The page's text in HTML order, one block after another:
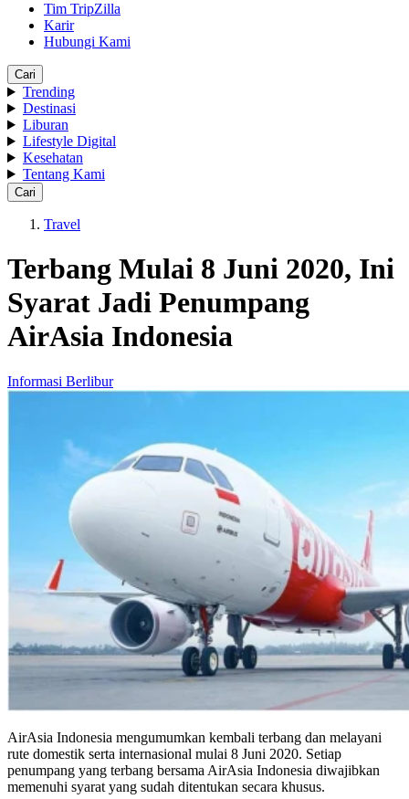
Tim TripZilla
Karir
Hubungi Kami
Cari
Trending
Destinasi
Liburan
Lifestyle Digital
Kesehatan
Tentang Kami
Cari
Travel
Terbang Mulai 8 Juni 2020, Ini
Syarat Jadi Penumpang
AirAsia Indonesia
Informasi Berlibur
AirAsia Indonesia mengumumkan kembali terbang dan melayani
rute domestik serta internasional mulai 8 Juni 2020. Setiap
penumpang yang terbang bersama AirAsia Indonesia diwajibkan
memenuhi syarat yang sudah ditentukan secara khusus.